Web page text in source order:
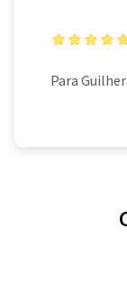
Para